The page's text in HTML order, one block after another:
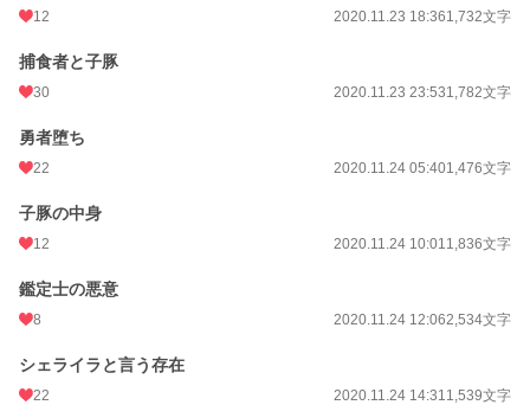
更新日時
初回公開日時 2020.11.23 10:53
週間ポイント
12 2020.11.23 18:361,732文字
捕食者と子豚
30 2020.11.23 23:531,782文字
勇者堕ち
22 2020.11.24 05:401,476文字
子豚の中身
12 2020.11.24 10:011,836文字
鑑定士の悪意
8 2020.11.24 12:062,534文字
シェライラと言う存在
22 2020.11.24 14:311,539文字